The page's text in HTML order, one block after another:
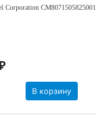
Corporation CM8071505825001
В корзину